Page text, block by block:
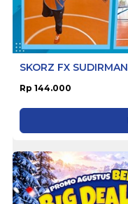
SKORZ FX SUDIRMAN
Rp 144.000